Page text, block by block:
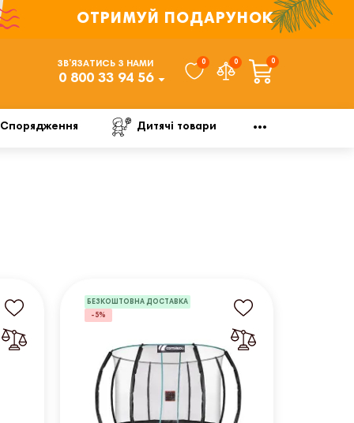
ОТРИМУЙ ПОДАРУНОК
ЗВ’ЯЗАТИСЬ З НАМИ
0 800 33 94 56
0 0 0
Спорядження Дитячі товари
БЕЗКОШТОВНА ДОСТАВКА
-5%